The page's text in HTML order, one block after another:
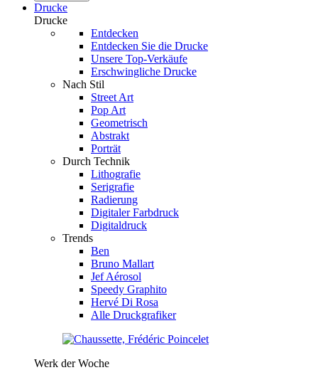
Drucke
Drucke
Entdecken
Entdecken Sie die Drucke
Unsere Top-Verkäufe
Erschwingliche Drucke
Nach Stil
Street Art
Pop Art
Geometrisch
Abstrakt
Porträt
Durch Technik
Lithografie
Serigrafie
Radierung
Digitaler Farbdruck
Digitaldruck
Trends
Ben
Bruno Mallart
Jef Aérosol
Speedy Graphito
Hervé Di Rosa
Alle Druckgrafiker
Werk der Woche